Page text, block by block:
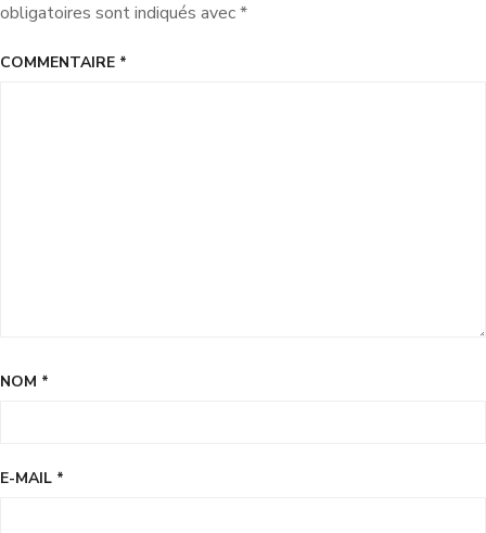
obligatoires sont indiqués avec*
COMMENTAIRE *
NOM *
E-MAIL *